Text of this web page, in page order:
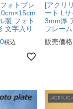
ォトプレ
製 フォト
文字入り
税込
[アクリ
ート L
3mm厚
フレー
販売価格